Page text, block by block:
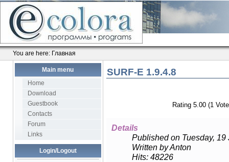
You are here: Главная
Main menu
Home
Download
Guestbook
Contacts
Forum
Links
Login/Logout
SURF-E 1.9.4.8
Rating 5.00 (1
Details
Published on Tuesday, 19
Written by Anton
Hits: 48226